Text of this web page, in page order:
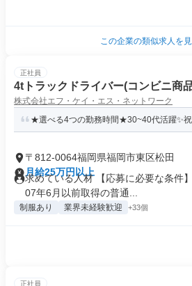
この企業の類似求人を
正社員
4tトラックドライバー(コンビニ商
株式会社エフ・ケイ・エス・ネットワーク
★選べる4つの勤務時間★30~40代活躍✨
〒812-0064福岡県福岡市東区松田
月給25万円以上
求めている人材 【応募に必要な条件
07年6月以前取得の普通...
制服あり 業界未経験歓迎 +33個
正社員